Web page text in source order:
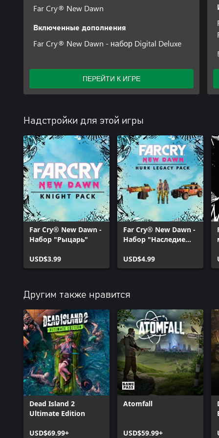
Far Cry® New Dawn
Включенные дополнения
Far Cry® New Dawn - набор Digital Deluxe
ПЕРЕЙТИ К ИГРЕ
Надстройки для этой игры
Far Cry® New Dawn -
Набор "Рыцарь"
USD$3.99
Far Cry® New Dawn -
Набор "Наследие
USD$4.99
Другим также нравится
Dead Island 2
Ultimate Edition
USD$69.99+
Atomfall
USD$59.99+